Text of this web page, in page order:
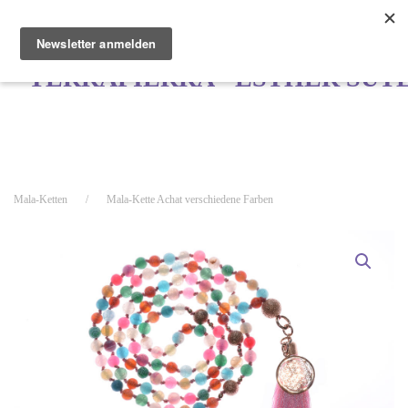
Zum Hauptinhalt springen
Mala-Ketten Mala-Kette Achat verschiedene Farben